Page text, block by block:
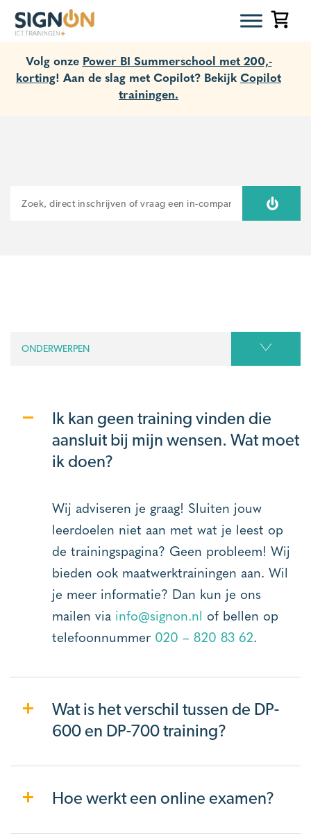
Volg onze Power BI Summerschool met 200,-
korting! Aan de slag met Copilot? Bekijk Copilot
trainingen.
ZOEKEN
ONDERWERPEN
Ik kan geen training vinden die
aansluit bij mijn wensen. Wat moet
ik doen?
Wij adviseren je graag! Sluiten jouw
leerdoelen niet aan met wat je leest op
de trainingspagina? Geen probleem! Wij
bieden ook maatwerktrainingen aan. Wil
je meer informatie? Dan kun je ons
mailen via info@signon.nl of bellen op
telefoonnummer 020 – 820 83 62.
Wat is het verschil tussen de DP-
600 en DP-700 training?
Hoe werkt een online examen?